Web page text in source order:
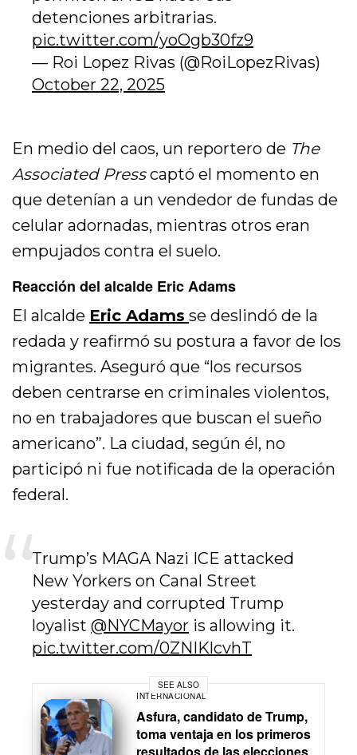
detenciones arbitrarias.
pic.twitter.com/yoOgb30fz9
— Roi Lopez Rivas (@RoiLopezRivas)
October 22, 2025
En medio del caos, un reportero de The
Associated Presscaptó el momento en
que detenían a un vendedor de fundas de
celular adornadas, mientras otros eran
empujados contra el suelo.
Reacción del alcalde Eric Adams
El alcalde Eric Adams se deslindó de la
redada y reafirmó su postura a favor de los
migrantes. Aseguró que “los recursos
deben centrarse en criminales violentos,
no en trabajadores que buscan el sueño
americano”. La ciudad, según él, no
participó ni fue notificada de la operación
federal.
Trump’s MAGA Nazi ICE attacked
New Yorkers on Canal Street
yesterday and corrupted Trump
loyalist@NYCMayor is allowing it.
pic.twitter.com/0ZNIKlcvhT
SEE ALSO
INTERNACIONAL
Asfura, candidato de Trump,
toma ventaja en los primeros